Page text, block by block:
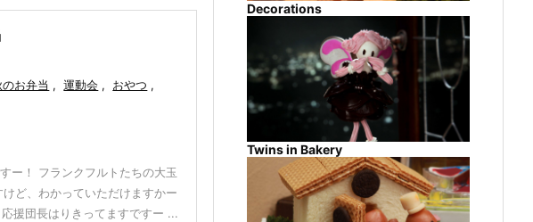
のお弁当 , 運動会 , おやつ ,
ー！ フランクフルトたちの大玉
ど、わかっていただけますかー
援団長はりきってますですー ...
Decorations
Twins in Bakery